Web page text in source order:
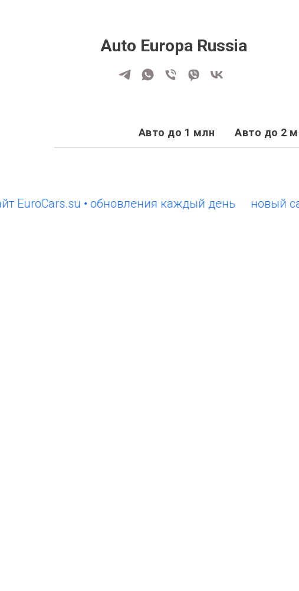
Auto Europa Russia
Авто до 1 млн Авто до 2
• обновления каждый день новый сайт